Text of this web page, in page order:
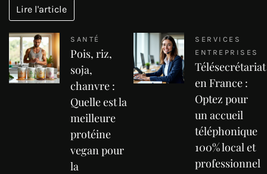
Lire l'article
SANTÉ
Pois, riz,
soja,
chanvre :
Quelle est la
meilleure
protéine
vegan pour
la
SERVICES
ENTREPRISES
Télésecrétariat
en France :
Optez pour
un accueil
téléphonique
100% local et
professionnel